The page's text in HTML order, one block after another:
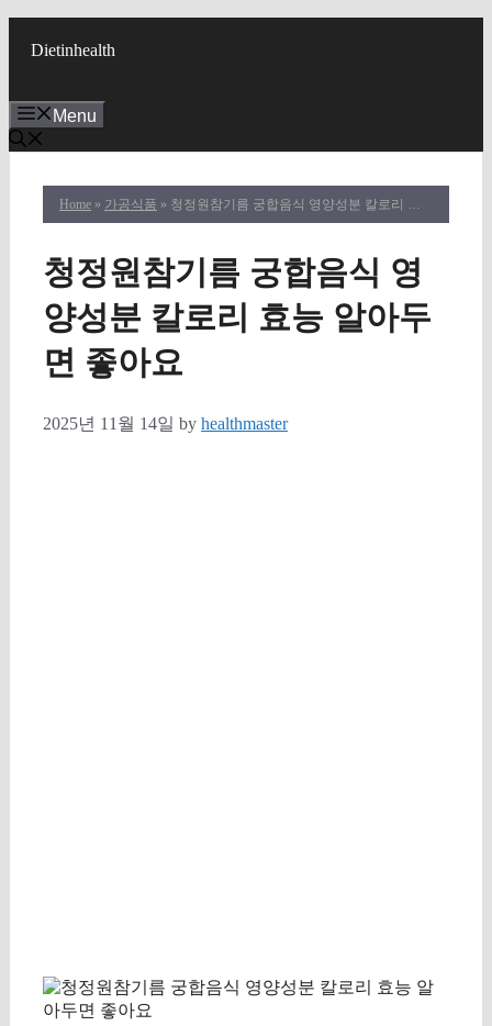
Dietinhealth
Menu
Home » 가공식품 » 청정원참기름 궁합음식 영양성분 칼로리 효능 알아두면 좋아요
청정원참기름 궁합음식 영
양성분 칼로리 효능 알아두
면 좋아요
2025년 11월 14일 by healthmaster